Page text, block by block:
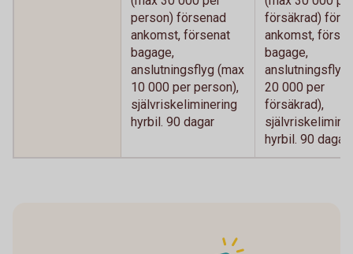
person) försenad
ankomst, försenat
bagage,
anslutningsflyg (max
10 000 per person),
självriskeliminering
hyrbil. 90 dagar
försäkrad)
ankomst,
bagage,
anslutningsflyg
20 000 per
försäkrad),
hyrbil. 90 dagar